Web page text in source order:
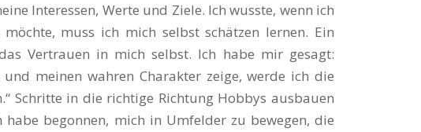
Interessen, Werte und Ziele. Ich wusste, wenn ich
muss ich mich selbst schätzen lernen. Ein
Vertrauen in mich selbst. Ich habe mir gesagt:
meinen wahren Charakter zeige, werde ich die
Schritte in die richtige Richtung Hobbys ausbauen
habe begonnen, mich in Umfelder zu bewegen, die